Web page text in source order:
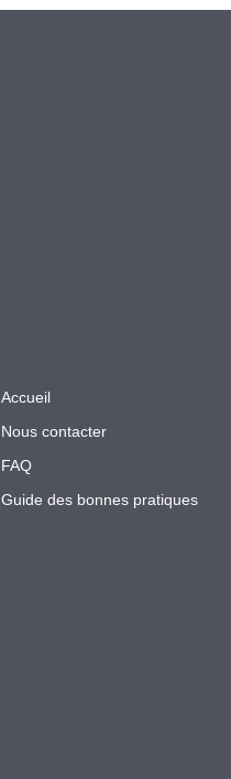
Accueil
Nous contacter
FAQ
Guide des bonnes pratiques